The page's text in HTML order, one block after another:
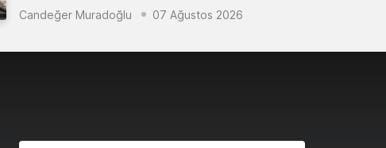
Candeğer Muradoğlu 07 Ağustos 2026